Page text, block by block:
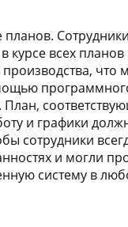
планов. Сотрудники
курсе всех планов
что
План,
и графики
сотрудники
и могли
систему в